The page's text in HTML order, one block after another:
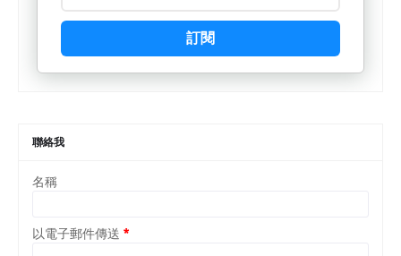
訂閱
聯絡我
名稱
以電子郵件傳送 *